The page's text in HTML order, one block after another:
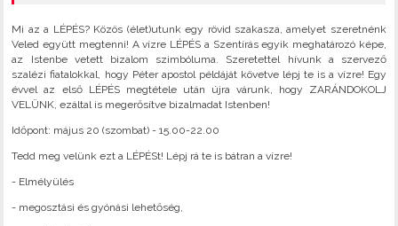
Mi az a LÉPÉS? Közös (élet)utunk egy rövid szakasza, amelyet szeretnénk
Veled együtt megtenni! A vízre LÉPÉS a Szentírás egyik meghatározó képe,
az Istenbe vetett bizalom szimbóluma. Szeretettel hívunk a szervező
szalézi fiatalokkal, hogy Péter apostol példáját követve lépj te is a vízre! Egy
évvel az első LÉPÉS megtétele után újra várunk, hogy ZARÁNDOKOLJ
VELÜNK, ezáltal is megerősítve bizalmadat Istenben!
Időpont: május 20 (szombat) - 15.00-22.00
Tedd meg velünk ezt a LÉPÉSt! Lépj rá te is bátran a vízre!
- Elmélyülés
- megosztási és gyónási lehetőség,